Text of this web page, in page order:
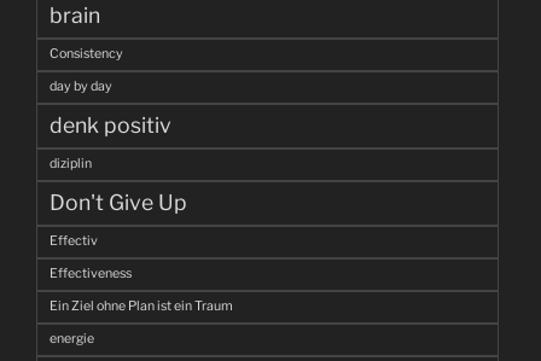
brain
Consistency
day by day
denk positiv
diziplin
Don't Give Up
Effectiv
Effectiveness
Ein Ziel ohne Plan ist ein Traum
energie